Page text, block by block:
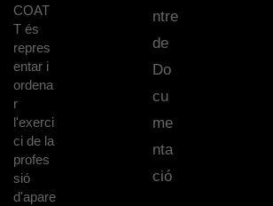
COAT
T és
repres
entar i
ordena
r
l'exerci
ci de la
profes
sió
d'apare
ntre
de
Do
cu
me
nta
ció